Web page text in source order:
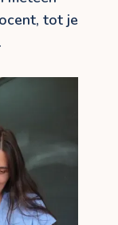
tot je